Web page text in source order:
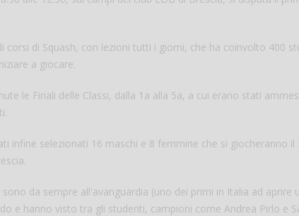
corsi di Squash, con lezioni tutti i giorni, che ha coinvolto 400
a giocare.
le Finali delle Classi, dalla 1a alla 5a, a cui erano stati
infine selezionati 16 maschi e 8 femmine che si giocheranno
da sempre all'avanguardia (uno dei primi in Italia ad aprire
e hanno visto tra gli studenti, campioni come Andrea Pirlo e